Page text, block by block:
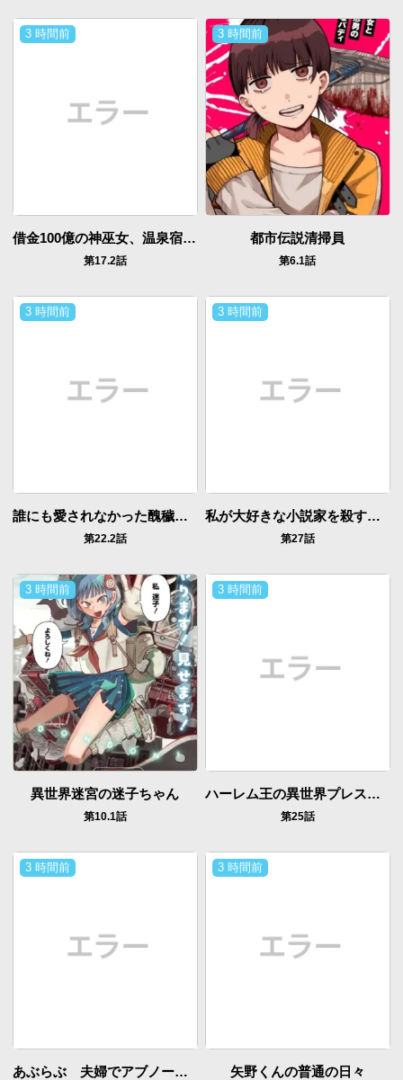
3 時間前
借金100億の神巫女、温泉宿のおっさんに買われる
第17.2話
3 時間前
都市伝説清掃員
第6.1話
3 時間前
誰にも愛されなかった醜穢令嬢が幸せになるまで
第22.2話
3 時間前
私が大好きな小説家を殺すまで
第27話
3 時間前
異世界迷宮の迷子ちゃん
第10.1話
3 時間前
ハーレム王の異世界プレス漫遊記 ～最強無双のおじさんはあらゆる種族を嫁にする～
第25話
3 時間前
あぶらぶ 夫婦でアブノーマルなラブしませんか？
3 時間前
矢野くんの普通の日々